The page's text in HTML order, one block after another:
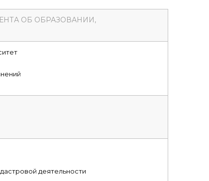
ОБ ОБРАЗОВАНИИ,
деятельности